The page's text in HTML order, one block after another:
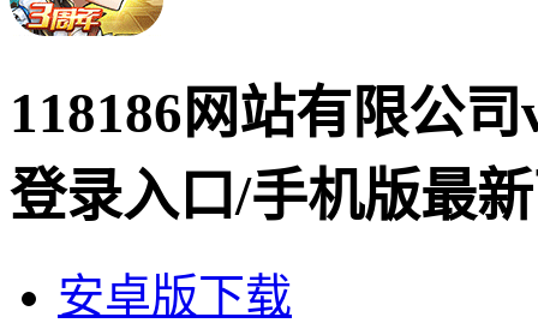
118186网站有限公
登录入口/手机版最
安卓版下载